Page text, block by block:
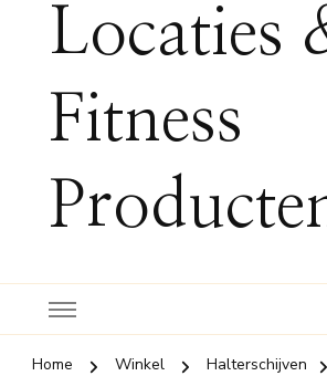
Locaties
Fitness
Home Winkel
Halterschijven